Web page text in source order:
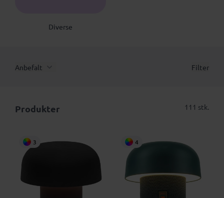
Diverse
Anbefalt Filter
Produkter 111 stk.
3 4